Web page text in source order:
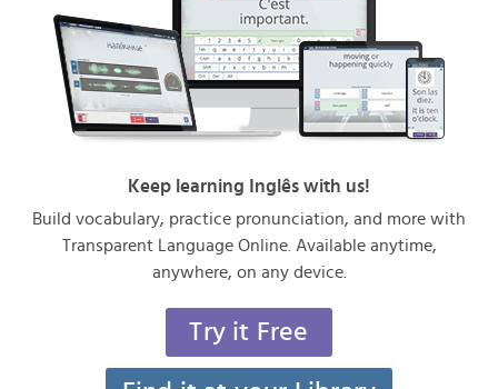
Keep learning Inglês with us!
Build vocabulary, practice pronunciation, and more with
Transparent Language Online. Available anytime,
anywhere, on any device.
Try it Free